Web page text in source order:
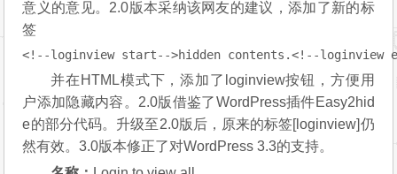
意义的意见。2.0版本采纳该网友的建议，添加了新的标
签
<!--loginview start-->hidden contents.<!--loginview
并在HTML模式下，添加了loginview按钮，方便用
户添加隐藏内容。2.0版借鉴了WordPress插件Easy2hid
e的部分代码。升级至2.0版后，原来的标签[loginview]仍
然有效。3.0版本修正了对WordPress 3.3的支持。